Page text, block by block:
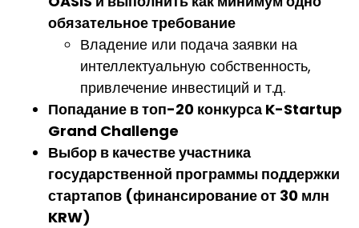
обязательное требование
Владение или подача заявки на
интеллектуальную собственность,
привлечение инвестиций и т.д.
Попадание в топ-20 конкурса K-Startup
Grand Challenge
Выбор в качестве участника
государственной программы поддержки
стартапов (финансирование от 30 млн
KRW)